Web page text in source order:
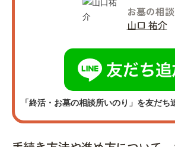
お墓の相
山口 祐介
「終活・お墓の相談所いのり」を友だち